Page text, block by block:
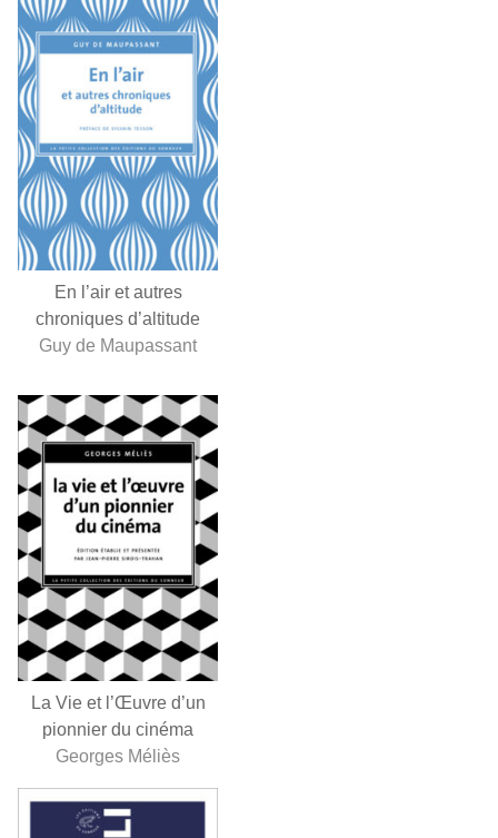
En l’air et autres
chroniques d’altitude
Guy de Maupassant
La Vie et l’Œuvre d’un
pionnier du cinéma
Georges Méliès